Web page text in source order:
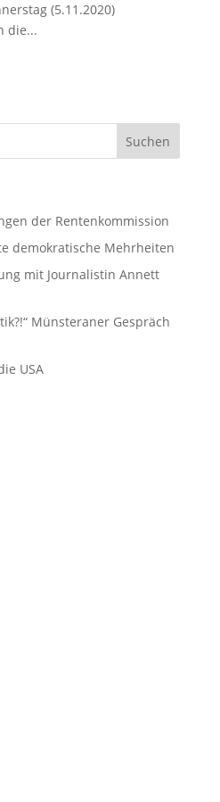
(5.11.2020)
die...
der Rentenkommission
demokratische Mehrheiten
mit Journalistin Annett
Münsteraner Gespräch
USA